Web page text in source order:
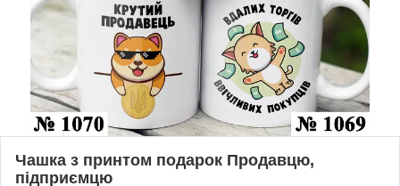
Чашка з принтом подарок Продавцю,
підприємцю